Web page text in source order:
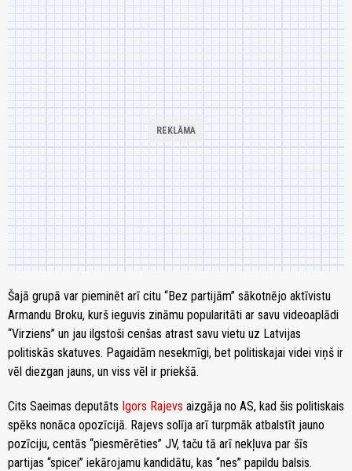
Šajā grupā var pieminēt arī citu “Bez partijām” sākotnējo aktīvistu
Armandu Broku, kurš ieguvis zināmu popularitāti ar savu videoaplādi
“Virziens” un jau ilgstoši cenšas atrast savu vietu uz Latvijas
politiskās skatuves. Pagaidām nesekmīgi, bet politiskajai videi viņš ir
vēl diezgan jauns, un viss vēl ir priekšā.
Cits Saeimas deputāts Igors Rajevs aizgāja no AS, kad šis politiskais
spēks nonāca opozīcijā. Rajevs solīja arī turpmāk atbalstīt jauno
pozīciju, centās “piesmērēties” JV, taču tā arī nekļuva par šīs
partijas “spicei” iekārojamu kandidātu, kas “nes” papildu balsis.